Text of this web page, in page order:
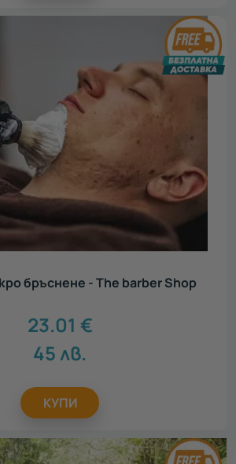
бръснене - The barber Shop
23.01 €
45лв.
КУПИ